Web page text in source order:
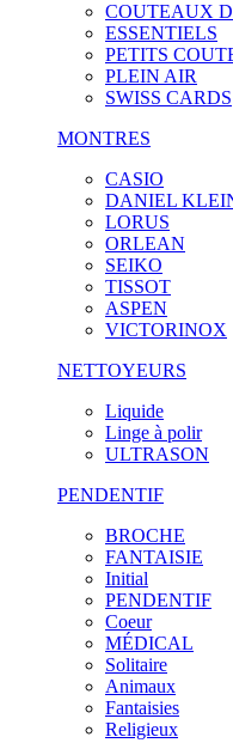
COUTEAUX
ESSENTIELS
PETITS
PLEIN AIR
SWISS CARDS
MONTRES
CASIO
DANIEL
LORUS
ORLEAN
SEIKO
TISSOT
ASPEN
VICTORINOX
NETTOYEURS
Liquide
Linge à polir
ULTRASON
PENDENTIF
BROCHE
FANTAISIE
Initial
PENDENTIF
Coeur
MÉDICAL
Solitaire
Animaux
Fantaisies
Religieux